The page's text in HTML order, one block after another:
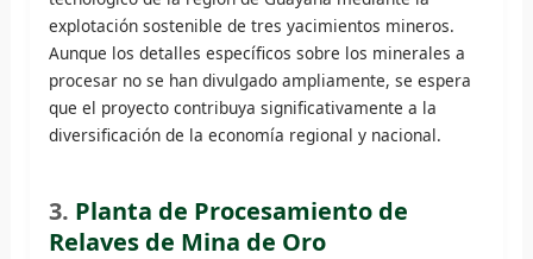
explotación sostenible de tres yacimientos mineros.
Aunque los detalles específicos sobre los minerales a
procesar no se han divulgado ampliamente, se espera
que el proyecto contribuya significativamente a la
diversificación de la economía regional y nacional.
3. Planta de Procesamiento de
Relaves de Mina de Oro